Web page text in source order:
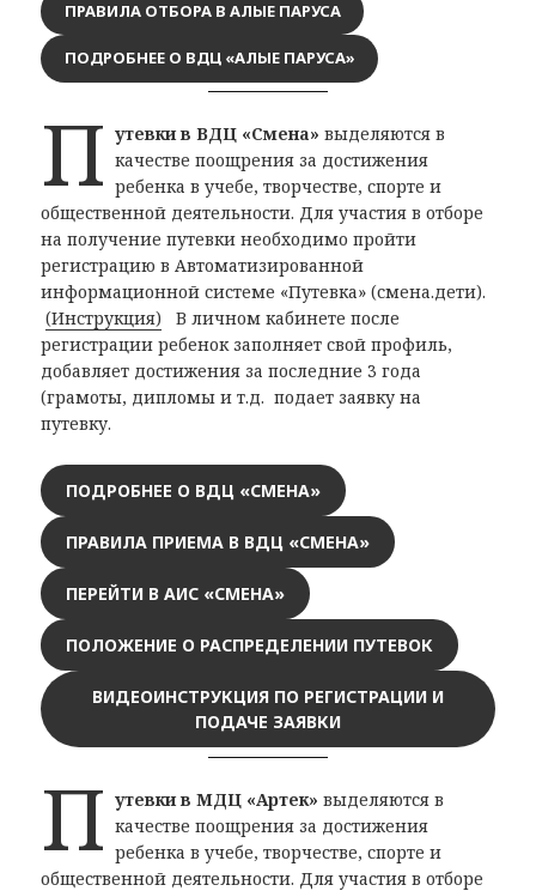
ПРАВИЛА ОТБОРА В АЛЫЕ ПАРУСА
ПОДРОБНЕЕ О ВДЦ «АЛЫЕ ПАРУСА»
П утевки в ВДЦ «Смена» выделяются в
качестве поощрения за достижения
ребенка в учебе, творчестве, спорте и
общественной деятельности. Для участия в отборе
на получение путевки необходимо пройти
регистрацию в Автоматизированной
информационной системе «Путевка» (смена.дети).
(Инструкция) В личном кабинете после
регистрации ребенок заполняет свой профиль,
добавляет достижения за последние 3 года
(грамоты, дипломы и т.д. подает заявку на
путевку.
ПОДРОБНЕЕ О ВДЦ «СМЕНА»
ПРАВИЛА ПРИЕМА В ВДЦ «СМЕНА»
ПЕРЕЙТИ В АИС «СМЕНА»
ПОЛОЖЕНИЕ О РАСПРЕДЕЛЕНИИ ПУТЕВОК
ВИДЕОИНСТРУКЦИЯ ПО РЕГИСТРАЦИИ И
ПОДАЧЕ ЗАЯВКИ
П утевки в МДЦ «Артек» выделяются в
качестве поощрения за достижения
ребенка в учебе, творчестве, спорте и
общественной деятельности. Для участия в отборе